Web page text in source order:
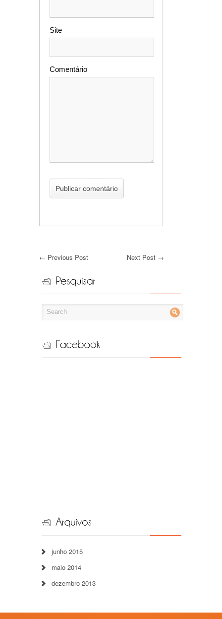
Site
Comentário
← Previous Post Next Post →
junho 2015
maio 2014
dezembro 2013